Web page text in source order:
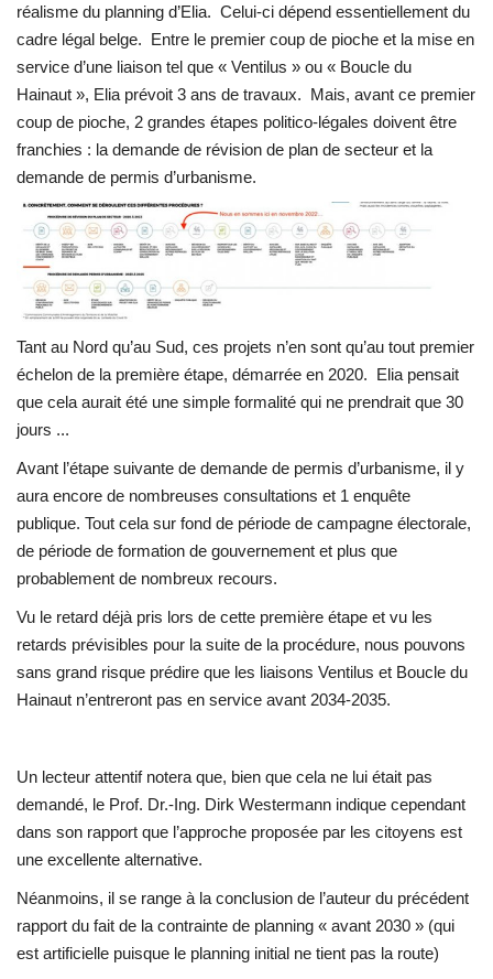
réalisme du planning d’Elia. Celui-ci dépend essentiellement du
cadre légal belge. Entre le premier coup de pioche et la mise en
service d’une liaison tel que « Ventilus » ou « Boucle du
Hainaut », Elia prévoit 3 ans de travaux. Mais, avant ce premier
coup de pioche, 2 grandes étapes politico-légales doivent être
franchies : la demande de révision de plan de secteur et la
demande de permis d’urbanisme.
Tant au Nord qu’au Sud, ces projets n’en sont qu’au tout premier
échelon de la première étape, démarrée en 2020. Elia pensait
que cela aurait été une simple formalité qui ne prendrait que 30
jours ...
Avant l’étape suivante de demande de permis d’urbanisme, il y
aura encore de nombreuses consultations et 1 enquête
publique. Tout cela sur fond de période de campagne électorale,
de période de formation de gouvernement et plus que
probablement de nombreux recours.
Vu le retard déjà pris lors de cette première étape et vu les
retards prévisibles pour la suite de la procédure, nous pouvons
sans grand risque prédire que les liaisons Ventilus et Boucle du
Hainaut n’entreront pas en service avant 2034-2035.
Un lecteur attentif notera que, bien que cela ne lui était pas
demandé, le Prof. Dr.-Ing. Dirk Westermann indique cependant
dans son rapport que l’approche proposée par les citoyens est
une excellente alternative.
Néanmoins, il se range à la conclusion de l’auteur du précédent
rapport du fait de la contrainte de planning « avant 2030 » (qui
est artificielle puisque le planning initial ne tient pas la route)